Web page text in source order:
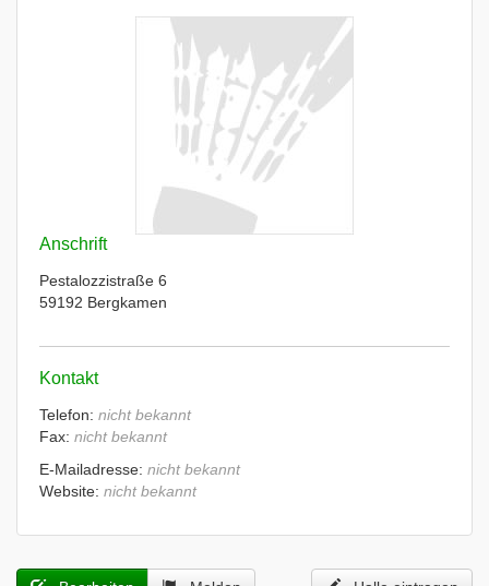
Anschrift
Pestalozzistraße 6
59192 Bergkamen
Kontakt
Telefon: nicht bekannt
Fax: nicht bekannt
E-Mailadresse: nicht bekannt
Website: nicht bekannt